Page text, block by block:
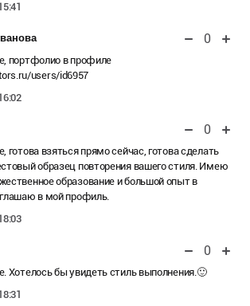
0
портфолио в профиле
users/id6957
0
готова взяться прямо сейчас, готова сделать
образец повторения вашего стиля. Имею
образование и большой опыт в
в мой профиль.
0
Хотелось бы увидеть стиль выполнения.🙂